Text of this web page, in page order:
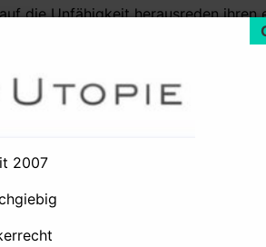
die Unfähigkeit herausreden ihren
Iranabkommen / Atomabkommen
U.N.-Resolution und der
Wende oder Hebel
Resolution sich ausgerechnet auf
solle
2007